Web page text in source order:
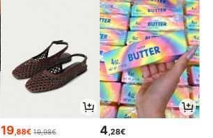
19,88€ 19,98€ 4 ,28€